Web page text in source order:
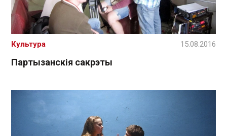
Партызанскія сакрэты
Культура 15.08.2016